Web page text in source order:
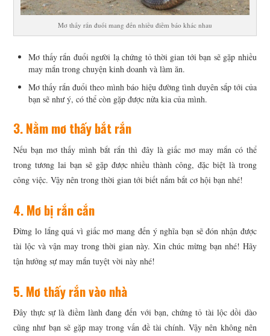
Mơ thấy rắn đuổi mang đến nhiều điềm báo khác nhau
Mơ thấy rắn đuổi người lạ chứng tỏ thời gian tới bạn sẽ gặp nhiều
may mắn trong chuyện kinh doanh và làm ăn.
Mơ thấy rắn đuổi theo mình báo hiệu đường tình duyên sắp tới của
bạn sẽ như ý, có thể còn gặp được nửa kia của mình.
3. Nằm mơ thấy bắt rắn
Nếu bạn mơ thấy mình bắt rắn thì đây là giấc mơ may mắn có thể
trong tương lai bạn sẽ gặp được nhiều thành công, đặc biệt là trong
công việc. Vậy nên trong thời gian tới biết nắm bắt cơ hội bạn nhé!
4. Mơ bị rắn cắn
Đừng lo lắng quá vì giấc mơ mang đến ý nghĩa bạn sẽ đón nhận được
tài lộc và vận may trong thời gian này. Xin chúc mừng bạn nhé! Hãy
tận hưởng sự may mắn tuyệt vời này nhé!
5. Mơ thấy rắn vào nhà
Đây thực sự là điềm lành đang đến với bạn, chứng tỏ tài lộc dồi dào
cũng như bạn sẽ gặp may trong vấn đề tài chính. Vậy nên không nên